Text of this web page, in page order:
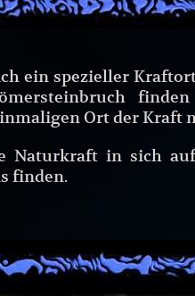
ein spezieller
Ort der Kraft
Naturkraft in sich
finden.